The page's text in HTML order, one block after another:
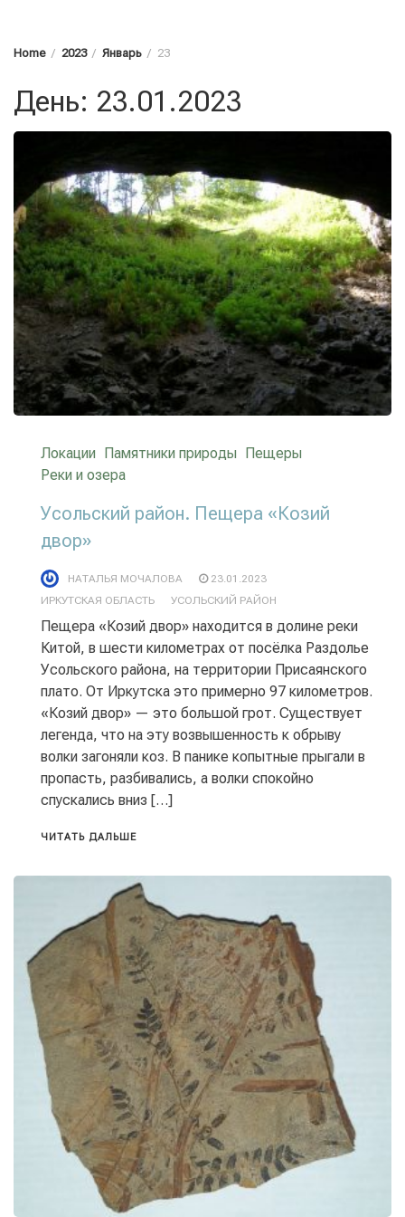
Home 2023 Январь 23
День: 23.01.2023
Локации Памятники природы Пещеры
Реки и озера
Усольский район. Пещера «Козий
двор»
НАТАЛЬЯ МОЧАЛОВА
23.01.2023
ИРКУТСКАЯ ОБЛАСТЬ
УСОЛЬСКИЙ РАЙОН
Пещера «Козий двор» находится в долине реки
Китой, в шести километрах от посёлка Раздолье
Усольского района, на территории Присаянского
плато. От Иркутска это примерно 97 километров.
«Козий двор» — это большой грот. Существует
легенда, что на эту возвышенность к обрыву
волки загоняли коз. В панике копытные прыгали в
пропасть, разбивались, а волки спокойно
спускались вниз […]
ЧИТАТЬ ДАЛЬШЕ